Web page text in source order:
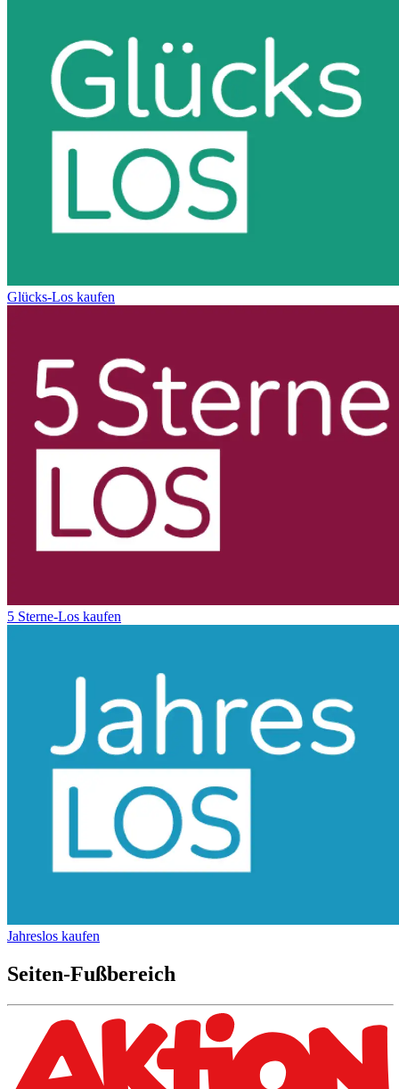
Glücks-Los kaufen
5 Sterne-Los kaufen
Jahreslos kaufen
Seiten-Fußbereich